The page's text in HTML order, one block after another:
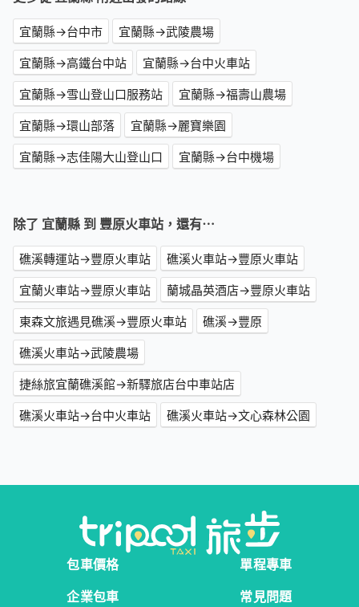
宜蘭縣→台中市
宜蘭縣→武陵農場
宜蘭縣→高鐵台中站
宜蘭縣→台中火車站
宜蘭縣→雪山登山口服務站
宜蘭縣→福壽山農場
宜蘭縣→環山部落
宜蘭縣→麗寶樂園
宜蘭縣→志佳陽大山登山口
宜蘭縣→台中機場
除了 宜蘭縣 到 豐原火車站，還有⋯
礁溪轉運站→豐原火車站
礁溪火車站→豐原火車站
宜蘭火車站→豐原火車站
蘭城晶英酒店→豐原火車站
東森文旅遇見礁溪→豐原火車站
礁溪→豐原
礁溪火車站→武陵農場
捷絲旅宜蘭礁溪館→新驛旅店台中車站店
礁溪火車站→台中火車站
礁溪火車站→文心森林公園
包車價格
單程專車
企業包車
常見問題